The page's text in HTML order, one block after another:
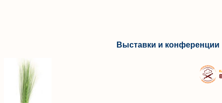
Выставки и конференции